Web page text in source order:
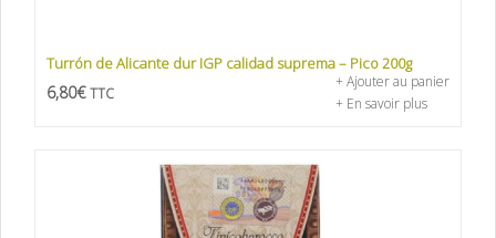
Turrón de Alicante dur IGP calidad suprema – Pico 200g
6,80€ TTC
+ Ajouter au panier
+ En savoir plus